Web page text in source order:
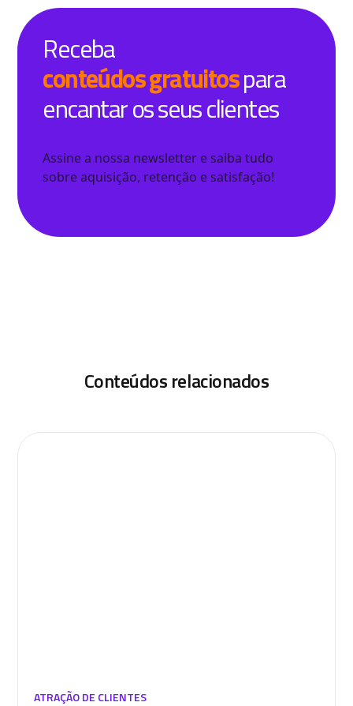
Receba
conteúdos gratuitospara
encantar os seus clientes
Assine a nossa newsletter e saiba tudo
sobre aquisição, retenção e satisfação!
Conteúdos relacionados
ATRAÇÃO DE CLIENTES